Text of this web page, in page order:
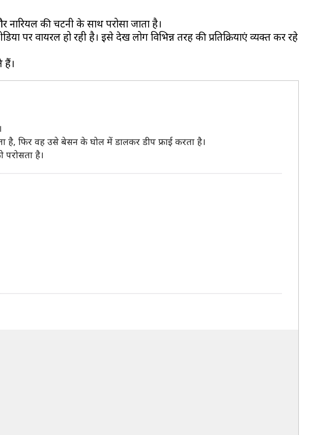
की चटनी के साथ परोसा जाता है।
पर वायरल हो रही है। इसे देख लोग विभिन्न तरह की प्रतिक्रियाएं व्यक्त कर रहे
है, फिर वह उसे बेसन के घोल में डालकर डीप फ्राई करता है।
है।